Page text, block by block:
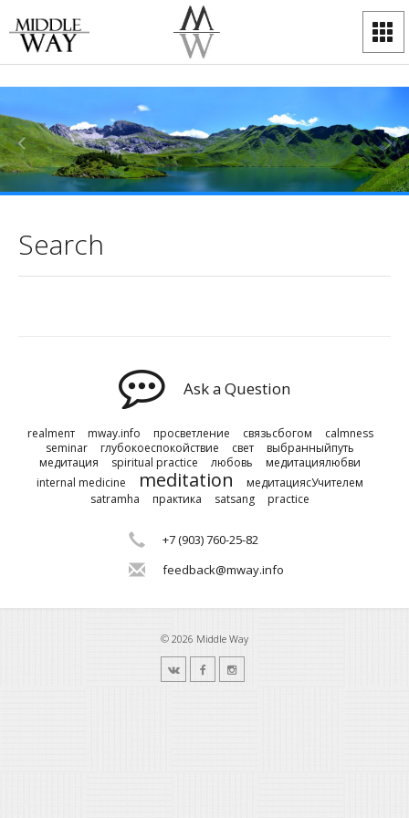
Search
Ask a Question
realmenт mway.info просветление связьсбогом
calmness
seminar
глубокоеспокойствие свет
выбранныйпуть
медитация
spiritual practice любовь
медитациялюбви
internal medicine
meditation
медитациясУчителем
satramha
практика satsang practice
+7 (903) 760-25-82
feedback@mway.info
© 2026 Middle Way